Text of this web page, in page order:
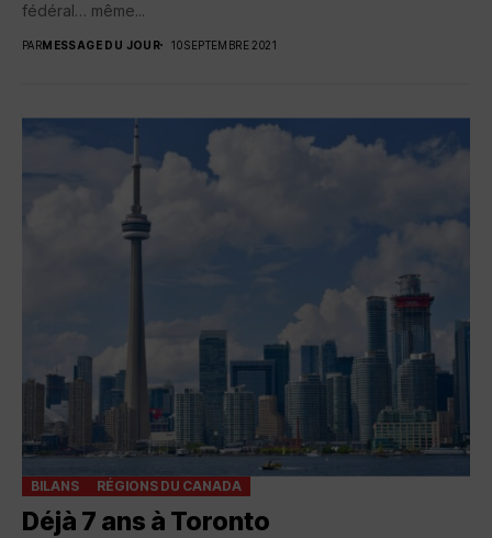
fédéral… même...
PARMESSAGE DU JOUR 10 SEPTEMBRE 2021
BILANS RÉGIONS DU CANADA
Déjà 7 ans à Toronto